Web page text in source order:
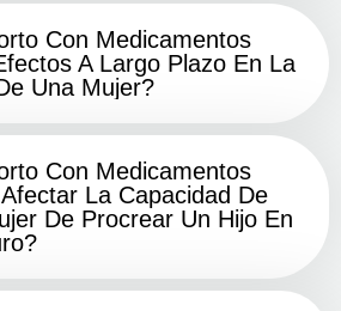
Con Medicamentos
A Largo Plazo En La
Una Mujer?
Con Medicamentos
La Capacidad De
De Procrear Un Hijo En